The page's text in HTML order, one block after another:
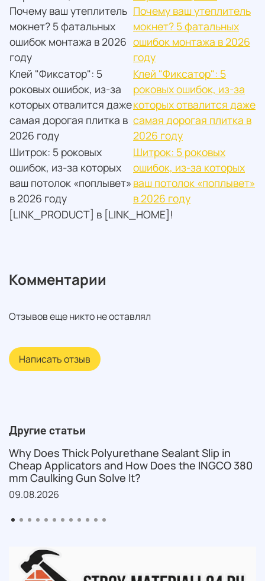
Почему ваш утеплитель
мокнет? 5 фатальных
ошибок монтажа в 2026
году
Почему ваш утеплитель
мокнет? 5 фатальных
ошибок монтажа в 2026
году
Клей "Фиксатор": 5
роковых ошибок, из-за
которых отвалится даже
самая дорогая плитка в
2026 году
Клей "Фиксатор": 5
роковых ошибок, из-за
которых отвалится даже
самая дорогая плитка в
2026 году
Шитрок: 5 роковых
ошибок, из-за которых
ваш потолок «поплывет»
в 2026 году
Шитрок: 5 роковых
ошибок, из-за которых
ваш потолок «поплывет»
в 2026 году
[LINK_PRODUCT] в [LINK_HOME]!
Комментарии
Отзывов еще никто не оставлял
Написать отзыв
Другие статьи
Why Does Thick Polyurethane Sealant Slip in
Cheap Applicators and How Does the INGCO 380
mm Caulking Gun Solve It?
09.08.2026